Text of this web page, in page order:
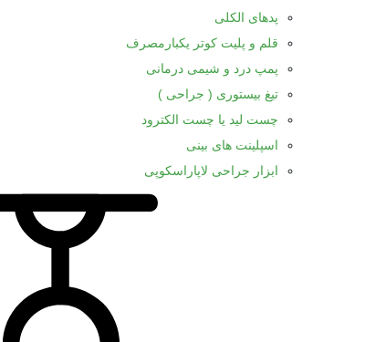
پدهای الکلی
قلم و پلیت کوتر یکبارمصرف
پمپ درد و شیمی درمانی
تیغ بیستوری ( جراحی )
چست لید یا چست الکترود
اسپلینت های بینی
ابزار جراحی لاپاراسکوپی